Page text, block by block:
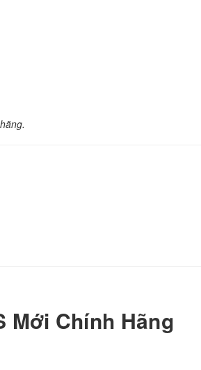
Mới Chính Hãng